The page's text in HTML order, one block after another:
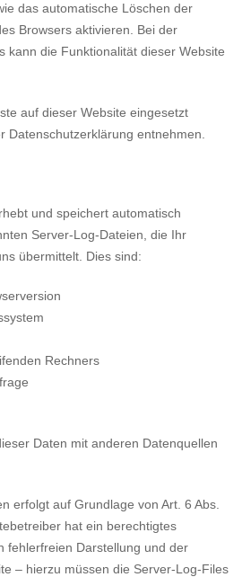
das automatische Löschen der
Browsers aktivieren. Bei der
kann die Funktionalität dieser Website
auf dieser Website eingesetzt
Datenschutzerklärung entnehmen.
und speichert automatisch
Server-Log-Dateien, die Ihr
übermittelt. Dies sind:
Rechners
Daten mit anderen Datenquellen
erfolgt auf Grundlage von Art. 6 Abs.
hat ein berechtigtes
fehlerfreien Darstellung und der
– hierzu müssen die Server-Log-Files